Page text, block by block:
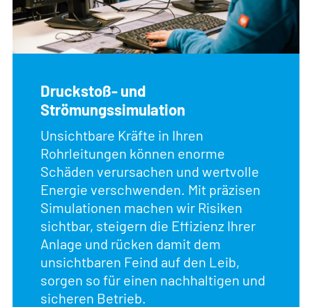
Druckstoß- und
Strömungssimulation
Unsichtbare Kräfte in Ihren
Rohrleitungen können enorme
Schäden verursachen und wertvolle
Energie verschwenden. Mit präzisen
Simulationen machen wir Risiken
sichtbar, steigern die Effizienz Ihrer
Anlage und rücken damit dem
unsichtbaren Feind auf den Leib,
sorgen so für einen nachhaltigen und
sicheren Betrieb.